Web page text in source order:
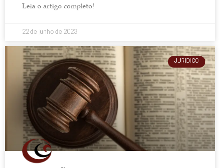
Leia o artigo completo!
22 de junho de 2023
JURÍDICO